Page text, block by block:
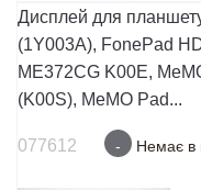
Дисплей для
(1Y003A), FonePad
ME372CG K00E,
(K00S), MeMO Pad...
077612 - Немає в